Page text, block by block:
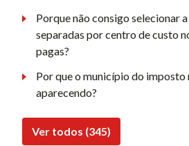
Porque não consigo selecionar
separadas por centro de custo
pagas?
Por que o município do imposto
aparecendo?
Ver todos (345)